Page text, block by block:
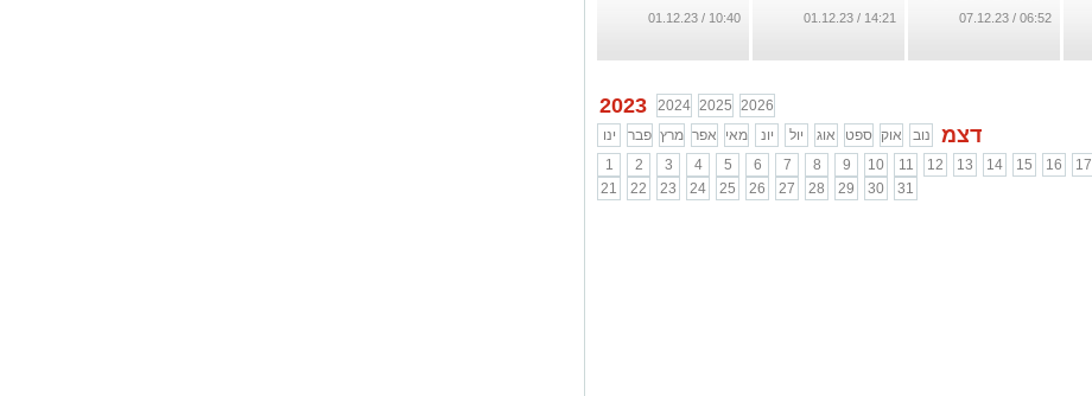
המשפחה
06:52 / 07.12.23
14:21 / 01.12.23
10:40 / 01.12.23
2023 2024 2025 2026
ינו
פבר מרץ אפר מאי יונ יול אוג ספט אוק נוב דצמ
1 2 3 4 5 6 7 8 9 10 11 12 13 14 15 16 17
21
22 23 24 25 26 27 28 29 30 31